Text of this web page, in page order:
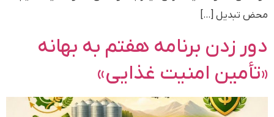
محض تبدیل […]
دور زدن برنامه هفتم به بهانه
«تأمین امنیت غذایی»